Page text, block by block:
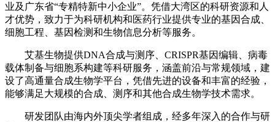
业及广东省“专精特新中小企业”。凭借大湾区的科研资源和人
才优势，致力于为科研机构和医药行业提供专业的基因合成、
细胞工程、基因检测和生物信息分析等服务。
艾基生物提供DNA合成与测序、CRISPR基因编辑、病毒
载体制备与细胞系构建等科研服务，涵盖前沿与常规领域，建
设了高通量合成生物学平台，凭借先进的设备和丰富的经验，
能够满足大规模的合成、测序和其他合成生物学技术需求。
研发团队由海内外顶尖学者组成，经多年深入的合作与研